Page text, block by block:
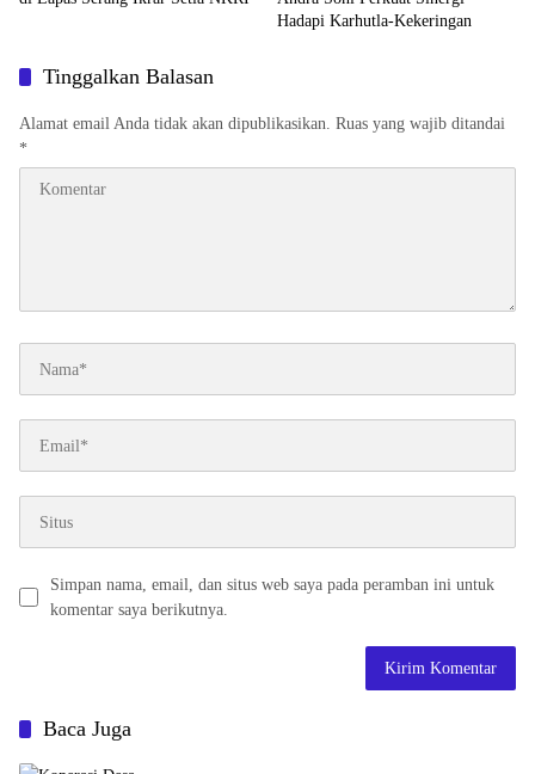
Hadapi Karhutla-Kekeringan
Tinggalkan Balasan
Alamat email Anda tidak akan dipublikasikan. Ruas yang wajib ditandai
*
Simpan nama, email, dan situs web saya pada peramban ini untuk
komentar saya berikutnya.
Baca Juga